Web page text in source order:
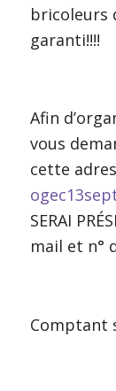
bricoleurs
garanti!!!!
Afin
vous
cette
SERAI
mail et n°
Comptant